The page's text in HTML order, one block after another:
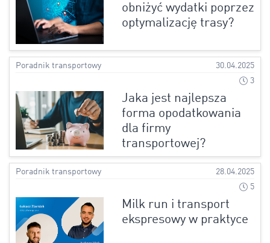
obniżyć wydatki poprzez
optymalizację trasy?
Poradnik transportowy
30.04.2025
3
​Jaka jest najlepsza
forma opodatkowania
dla firmy
transportowej?
Poradnik transportowy
28.04.2025
5
Milk run i transport
ekspresowy w praktyce